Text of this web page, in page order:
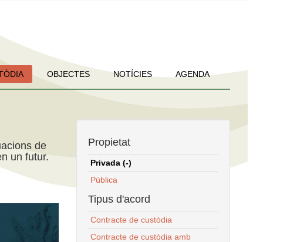
OBJECTES NOTÍCIES AGENDA
de
un futur.
Propietat
Privada (-)
Pública
Tipus d'acord
Contracte de custòdia
Contracte de custòdia amb